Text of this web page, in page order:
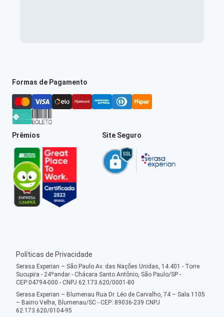
Formas de Pagamento
Prêmios Site Seguro
Políticas de Privacidade
Serasa Experian – São Paulo Av. das Nações Unidas, 14.401 - Torre
Sucupira - 24ºandar - Chácara Santo Antônio, São Paulo/SP -
CEP:04794-000 - CNPJ 62.173.620/0001-80
Serasa Experian – Blumenau Rua Dr. Léo de Carvalho, 74 – Sala 1105
– Bairro Velha, Blumenau/SC - CEP: 89036-239 CNPJ
62.173.620/0104-95